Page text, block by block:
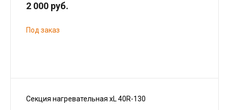
2 000 руб.
Под заказ
Секция нагревательная xL 40R-130